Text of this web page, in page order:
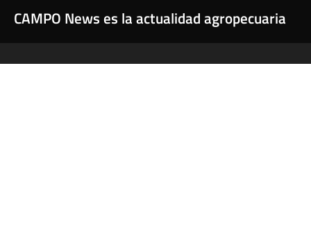
CAMPO News es la actualidad agropecuaria